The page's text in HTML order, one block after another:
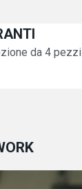
da 4 pezzi